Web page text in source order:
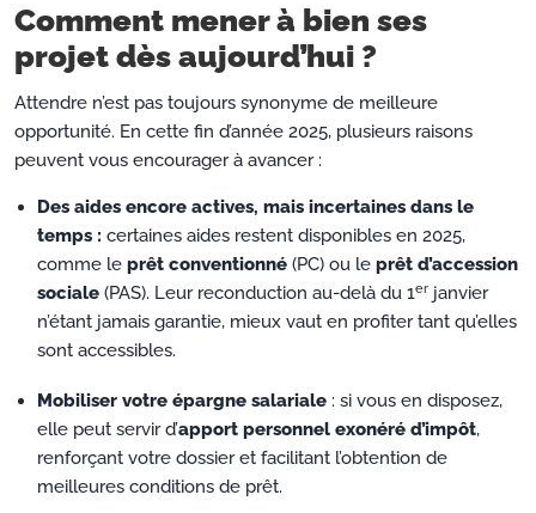
Comment mener à bien ses
projet dès aujourd’hui ?
Attendre n’est pas toujours synonyme de meilleure
opportunité. En cette fin d’année 2025, plusieurs raisons
peuvent vous encourager à avancer :
Des aides encore actives, mais incertaines dans le
temps : certaines aides restent disponibles en 2025,
comme leprêt conventionné(PC) ou leprêt d’accession
sociale(PAS). Leur reconduction au-delà du 1er janvier
n’étant jamais garantie, mieux vaut en profiter tant qu’elles
sont accessibles.
Mobiliser votre épargne salariale : si vous en disposez,
elle peut servir d’apport personnel exonéré d’impôt,
renforçant votre dossier et facilitant l’obtention de
meilleures conditions de prêt.